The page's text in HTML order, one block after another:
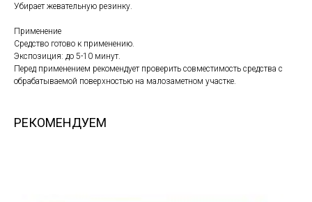
Убирает жевательную резинку.
Применение
Средство готово к применению.
Экспозиция: до 5-10 минут.
Перед применением рекомендует проверить совместимость средства с
обрабатываемой поверхностью на малозаметном участке.
РЕКОМЕНДУЕМ